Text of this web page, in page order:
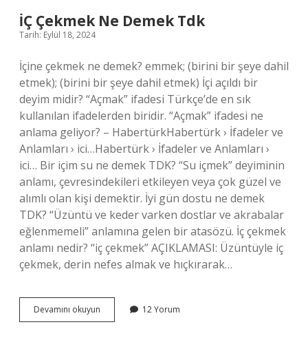
İÇ Çekmek Ne Demek Tdk
Tarih: Eylül 18, 2024
İçine çekmek ne demek? emmek; (birini bir şeye dahil
etmek); (birini bir şeye dahil etmek) İçi açıldı bir
deyim midir? “Açmak” ifadesi Türkçe’de en sık
kullanılan ifadelerden biridir. “Açmak” ifadesi ne
anlama geliyor? – HabertürkHabertürk › İfadeler ve
Anlamları › ici…Habertürk › İfadeler ve Anlamları ›
ici… Bir içim su ne demek TDK? “Su içmek” deyiminin
anlamı, çevresindekileri etkileyen veya çok güzel ve
alımlı olan kişi demektir. İyi gün dostu ne demek
TDK? “Üzüntü ve keder varken dostlar ve akrabalar
eğlenmemeli” anlamına gelen bir atasözü. İç çekmek
anlamı nedir? “iç çekmek” AÇIKLAMASI: Üzüntüyle iç
çekmek, derin nefes almak ve hıçkırarak…
Devamını okuyun
Çekmek
12 Yorum